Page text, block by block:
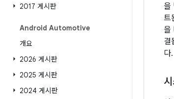
2017 게시판
Android Automotive
개요
2026 게시판
2025 게시판
2024 게시판
을
트
을
결
다.